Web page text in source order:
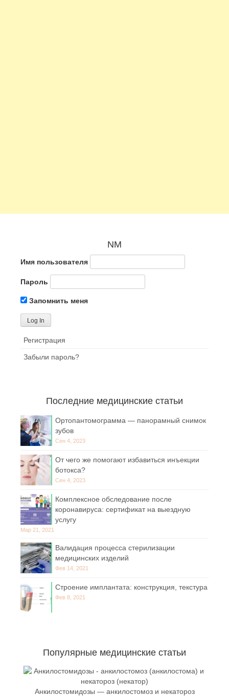
NM
Имя пользователя
Пароль
Запомнить меня
Регистрация
Забыли пароль?
Последние медицинские статьи
Ортопантомограмма — панорамный снимок
зубов
Сен 4, 2023
От чего же помогают избавиться инъекции
ботокса?
Сен 4, 2023
Комплексное обследование после
коронавируса: сертификат на выездную
услугу
Мар 21, 2021
Валидация процесса стерилизации
медицинских изделий
Фев 14, 2021
Строение имплантата: конструкция, текстура
Фев 8, 2021
Популярные медицинские статьи
Анкилостомидозы — анкилостомоз и некатороз